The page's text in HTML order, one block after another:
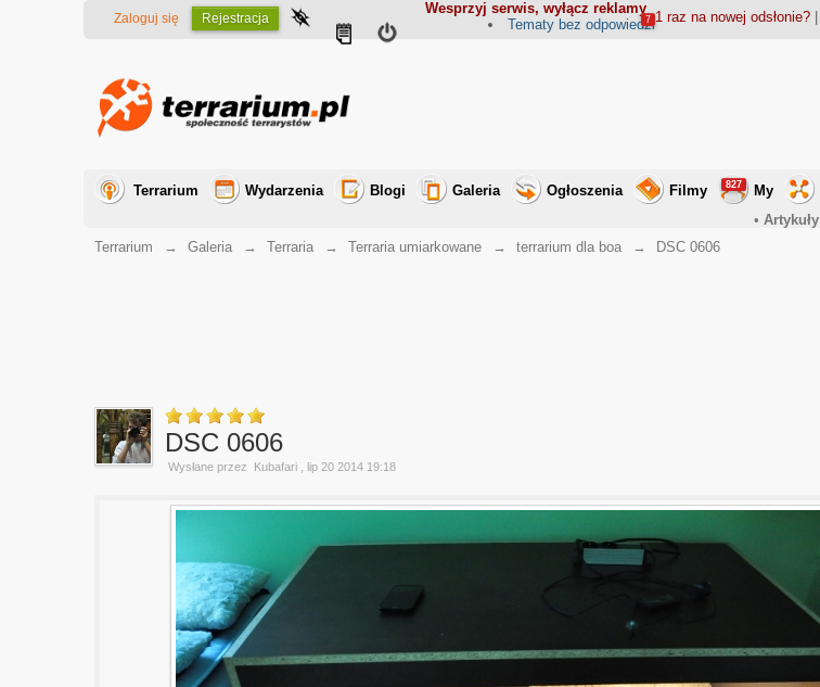
Wesprzyj serwis, wyłącz reklamy
Zaloguj się Rejestracja 1 raz na nowej odsłonie?|
Tematy bez odpowiedzi
7
Terrarium Wydarzenia Blogi Galeria Ogłoszenia Filmy My
827
• Artykuły
Terrarium
→ Galeria → Terraria → Terraria umiarkowane → terrarium dla boa → DSC 0606
DSC 0606
Wysłane przez Kubafari , lip 20 2014 19:18